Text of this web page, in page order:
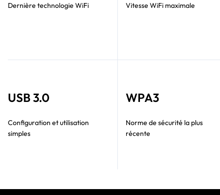
Dernière technologie WiFi Vitesse WiFi maximale
USB 3.0
Configuration et utilisation
simples
WPA3
Norme de sécurité la plus
récente